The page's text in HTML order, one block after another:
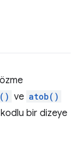
ve atob()
bir dizeye